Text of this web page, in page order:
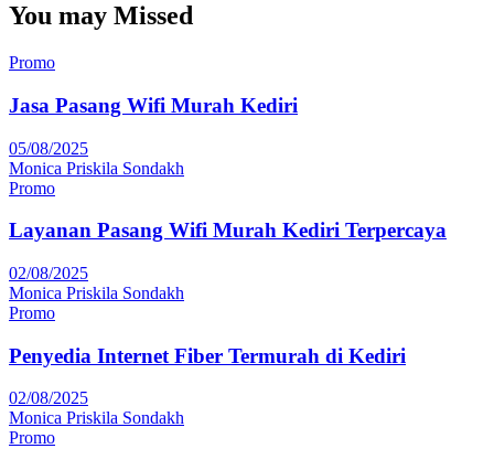
You may Missed
Promo
Jasa Pasang Wifi Murah Kediri
05/08/2025
Monica Priskila Sondakh
Promo
Layanan Pasang Wifi Murah Kediri Terpercaya
02/08/2025
Monica Priskila Sondakh
Promo
Penyedia Internet Fiber Termurah di Kediri
02/08/2025
Monica Priskila Sondakh
Promo